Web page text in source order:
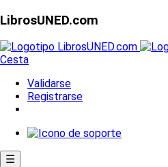
LibrosUNED.com
Cesta
Validarse
Registrarse
☰